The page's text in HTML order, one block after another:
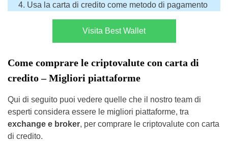
Usa la carta di credito come metodo di pagamento
Visita Best Wallet
Come comprare le criptovalute con carta di
credito – Migliori piattaforme
Qui di seguito puoi vedere quelle che il nostro team di
esperti considera essere le migliori piattaforme, tra
exchange e broker, per comprare le criptovalute con carta
di credito.